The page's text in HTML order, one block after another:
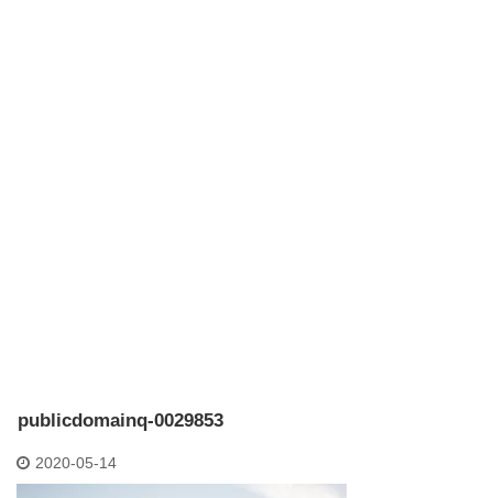
publicdomainq-0029853
2020-05-14